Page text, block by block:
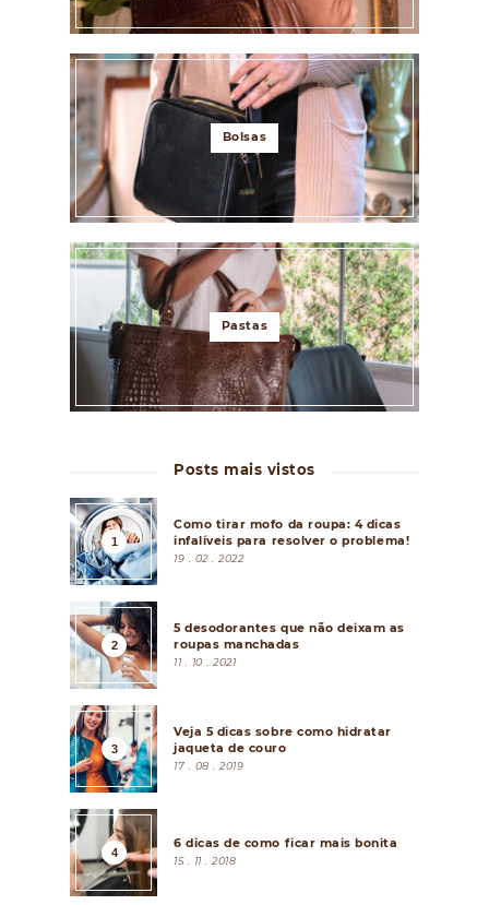
Bolsas
Pastas
Posts mais vistos
Como tirar mofo da roupa: 4 dicas
infalíveis para resolver o problema!
19 . 02 . 2022
5 desodorantes que não deixam as
roupas manchadas
11 . 10 . 2021
Veja 5 dicas sobre como hidratar
jaqueta de couro
17 . 08 . 2019
6 dicas de como ficar mais bonita
15 . 11 . 2018